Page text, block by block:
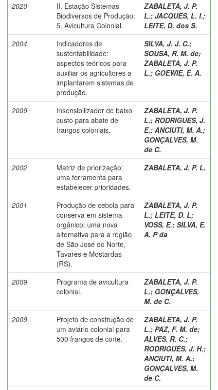
2020
II. Estação Sistemas
Biodiversos de Produção:
5. Avicultura Colonial.
ZABALETA, J. P.
L.; JACQUES, L. I.;
LEITE, D. dos S.
2004
Indicadores de
sustentabilidade:
aspectos teóricos para
auxiliar os agricultores a
implantarem sistemas de
produção.
SILVA, J. J. C.;
SOUSA, R. M. de;
ZABALETA, J. P.
L.; GOEWIE, E. A.
2009
Insensibilizador de baixo
custo para abate de
frangos coloniais.
ZABALETA, J. P.
L.; RODRIGUES, J.
E.; ANCIUTI, M. A.;
GONÇALVES, M.
de C.
2002
Matriz de priorização:
uma ferramenta para
estabelecer prioridades.
ZABALETA, J. P. L.
2001
Produção de cebola para
conserva em sistema
orgânico: uma nova
alternativa para a região
de São José do Norte,
Tavares e Mostardas
(RS).
ZABALETA, J. P.
L.; LEITE, D. L;
VOSS, E.; SILVA, E.
A. P da
2009
Programa de avicultura
colonial.
ZABALETA, J. P.
L.; GONÇALVES,
M. de C.
2009
Projeto de construção de
um aviário colonial para
500 frangos de corte.
ZABALETA, J. P.
L.; PAZ, F. M. de;
ALVES, R. C.;
RODRIGUES, J. H.;
ANCIUTI, M. A.;
GONÇALVES, M.
de C.